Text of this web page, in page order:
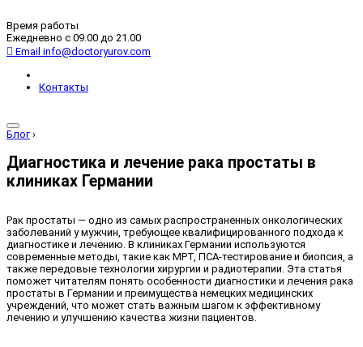
Время работы
Ежедневно с 09.00 до 21.00
Email info@doctoryurov.com
Контакты
Блог ›
Диагностика и лечение рака простаты в
клиниках Германии
Рак простаты — одно из самых распространенных онкологических
заболеваний у мужчин, требующее квалифицированного подхода к
диагностике и лечению. В клиниках Германии используются
современные методы, такие как МРТ, ПСА-тестирование и биопсия, а
также передовые технологии хирургии и радиотерапии. Эта статья
поможет читателям понять особенности диагностики и лечения рака
простаты в Германии и преимущества немецких медицинских
учреждений, что может стать важным шагом к эффективному
лечению и улучшению качества жизни пациентов.